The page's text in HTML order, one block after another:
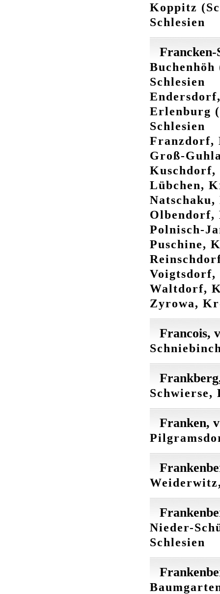
Koppitz
Schlesien
Schlesien
Erlenburg
Schlesien
Franzdorf,
Groß-
Kuschdorf,
Lübchen,
Natschaku,
Olbendorf,
Polnisch-
Puschine,
Voigtsdorf,
Waltdorf,
Zyrowa,
Francois,
Schwierse,
Franken,
Nieder-
Schlesien